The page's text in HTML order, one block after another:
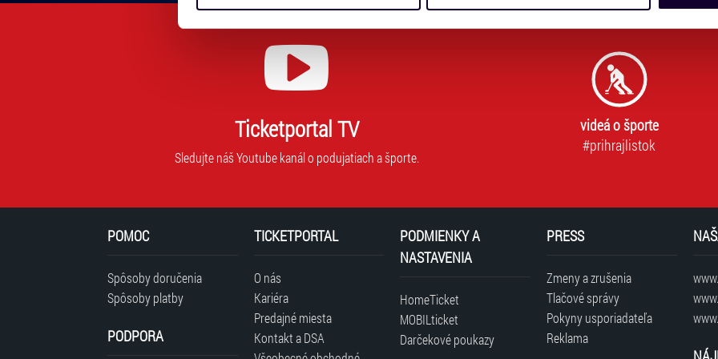
můžete kdykoliv změnit v zápatí stránky v záložce „Cookies a jejich nastavení“.
s
stranami.
Ticketportal TV
Sledujte náš Youtube kanál o podujatiach a športe.
videá o športe
#prihrajlistok
POMOC
Spôsoby doručenia
Spôsoby platby
PODPORA
TICKETPORTAL
O nás
Kariéra
Predajné miesta
Kontakt a DSA
PODMIENKY A
NASTAVENIA
HomeTicket
MOBILticket
Darčekové poukazy
PRESS
Zmeny a zrušenia
Tlačové správy
Pokyny usporiadateľa
Reklama